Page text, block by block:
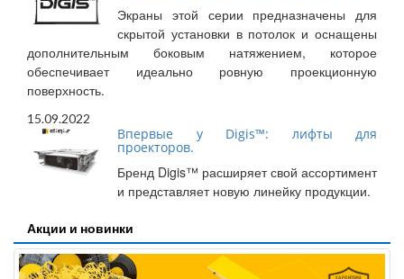
Экраны этой серии предназначены для
скрытой установки в потолок и оснащены
дополнительным боковым натяжением, которое
обеспечивает идеально ровную проекционную
поверхность.
15.09.2022
Впервые у Digis™: лифты для
проекторов.
Бренд Digis™ расширяет свой ассортимент
и представляет новую линейку продукции.
Акции и новинки